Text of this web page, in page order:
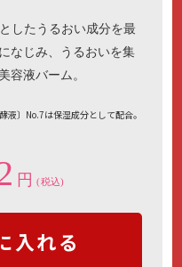
したうるおい成分を最
なじみ、うるおいを集
容液バーム。
酵液〕No.7は保湿成分として配合。
円 (税込)
入れる